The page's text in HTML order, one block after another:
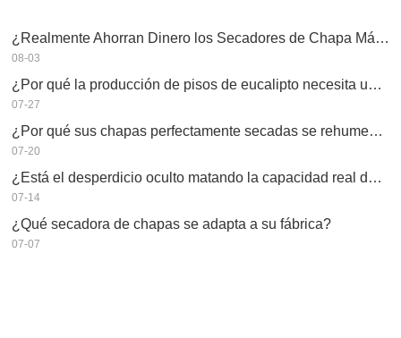
¿Realmente Ahorran Dinero los Secadores de Chapa Más Grandes?
08-03
¿Por qué la producción de pisos de eucalipto necesita un secador de chapas?
07-27
¿Por qué sus chapas perfectamente secadas se rehumedecen?
07-20
¿Está el desperdicio oculto matando la capacidad real de su secador de chapas?
07-14
¿Qué secadora de chapas se adapta a su fábrica?
07-07